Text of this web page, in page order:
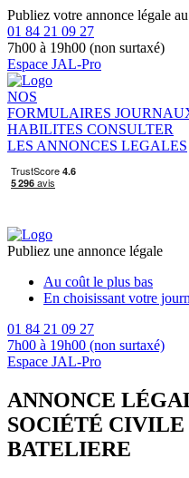
Publiez votre annonce légale
01 84 21 09 27
7h00 à 19h00 (non surtaxé)
Espace JAL-Pro
NOS
FORMULAIRES
HABILITES CONSULTER
LES ANNONCES LEGALES
Publiez une annonce légale
Au coût le plus bas
En choisissant votre
01 84 21 09 27
7h00 à 19h00 (non surtaxé)
Espace JAL-Pro
ANNONCE
SOCIÉTÉ
BATELIERE